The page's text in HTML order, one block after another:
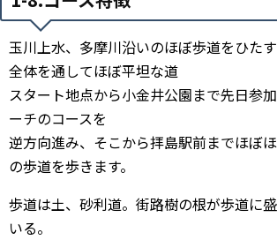
玉川上水、多摩川沿いのほぼ歩道をひたす
全体を通してほぼ平坦な道
スタート地点から小金井公園まで先日参
ーチのコースを
逆方向進み、そこから拝島駅前までほぼ
の歩道を歩きます。
歩道は土、砂利道。街路樹の根が歩道に
いる。